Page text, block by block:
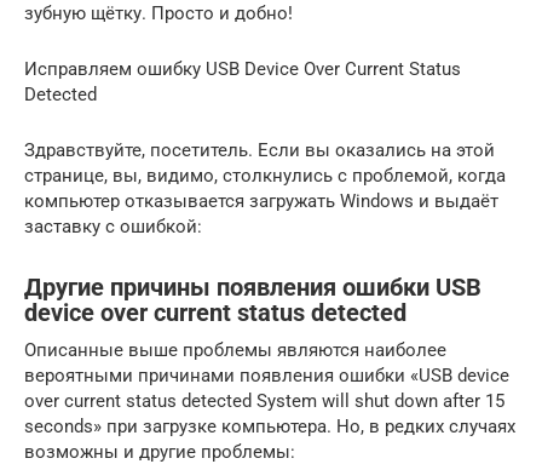
зубную щётку. Просто и добно!
Исправляем ошибку USB Device Over Current Status
Detected
Здравствуйте, посетитель. Если вы оказались на этой
странице, вы, видимо, столкнулись с проблемой, когда
компьютер отказывается загружать Windows и выдаёт
заставку с ошибкой:
Другие причины появления ошибки USB
device over current status detected
Описанные выше проблемы являются наиболее
вероятными причинами появления ошибки «USB device
over current status detected System will shut down after 15
seconds» при загрузке компьютера. Но, в редких случаях
возможны и другие проблемы: